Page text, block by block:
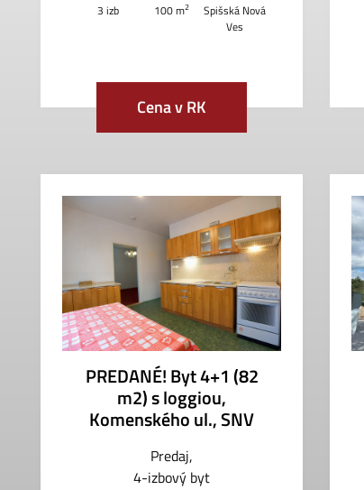
3 izb 100 m2
Spišská Nová
Ves
Cena v RK
PREDANÉ! Byt 4+1 (82
m2) s loggiou,
Komenského ul., SNV
Predaj
4-izbový byt